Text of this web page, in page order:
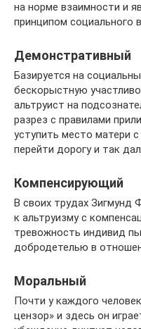
на норме взаимности и
принципом социального
Демонстративный
Базируется на
бескорыстную
альтруист на
разрез с правилами
уступить место матери
перейти дорогу и так
Компенсирующий
В своих трудах Зигмунд
к альтруизму с
тревожность индивид
добродетелью в
Моральный
Почти у каждого
цензор» и здесь он